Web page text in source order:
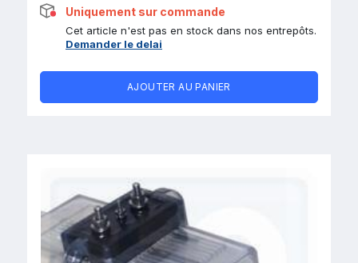
Uniquement sur commande
Cet article n'est pas en stock dans nos entrepôts.
Demander le delai
AJOUTER AU PANIER